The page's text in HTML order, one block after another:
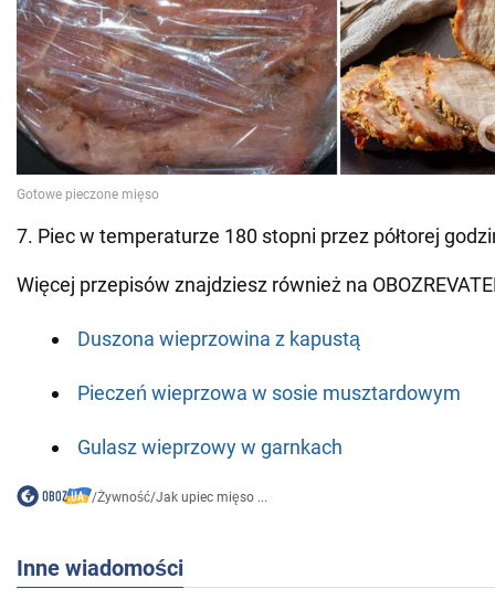
7. Piec w temperaturze 180 stopni przez półtorej
Więcej przepisów znajdziesz również na
Duszona wieprzowina z kapustą
Pieczeń wieprzowa w sosie musztardowym
Gulasz wieprzowy w garnkach
/Żywność/Jak upiec mięso ...
Inne wiadomości